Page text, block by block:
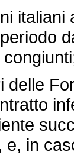
italiani
e, in